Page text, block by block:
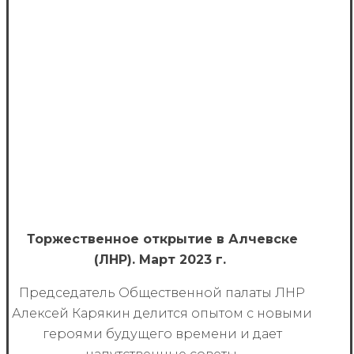
Торжественное открытие в Алчевске
(ЛНР). Март 2023 г.
Председатель Общественной палаты ЛНР
Алексей Карякин делится опытом с новыми
героями будущего времени и дает